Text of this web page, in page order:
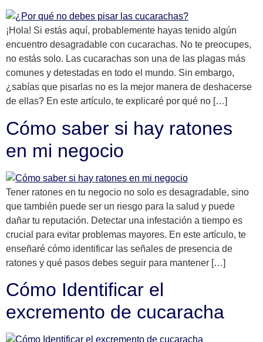
¡Hola! Si estás aquí, probablemente hayas tenido algún
encuentro desagradable con cucarachas. No te preocupes,
no estás solo. Las cucarachas son una de las plagas más
comunes y detestadas en todo el mundo. Sin embargo,
¿sabías que pisarlas no es la mejor manera de deshacerse
de ellas? En este artículo, te explicaré por qué no […]
Cómo saber si hay ratones
en mi negocio
Tener ratones en tu negocio no solo es desagradable, sino
que también puede ser un riesgo para la salud y puede
dañar tu reputación. Detectar una infestación a tiempo es
crucial para evitar problemas mayores. En este artículo, te
enseñaré cómo identificar las señales de presencia de
ratones y qué pasos debes seguir para mantener […]
Cómo Identificar el
excremento de cucaracha